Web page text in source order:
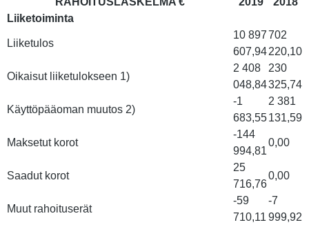
Liiketoiminta
Liiketulos
10 897
607,94
702
220,10
Oikaisut liiketulokseen 1)
2 408
048,84
230
325,74
Käyttöpääoman muutos 2)
-1
683,55
2 381
131,59
Maksetut korot
-144
994,81
0,00
Saadut korot
25
716,76
0,00
Muut rahoituserät
-59
710,11
-7
999,92